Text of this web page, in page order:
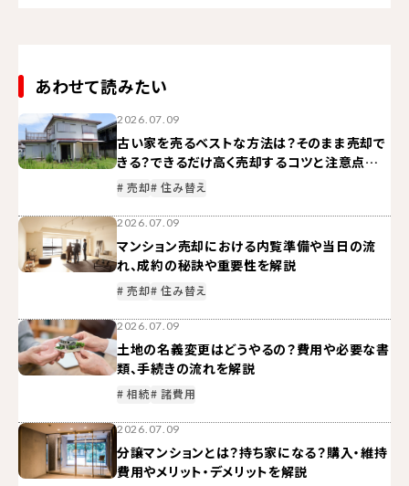
あわせて読みたい
2026.07.09
古い家を売るベストな方法は？そのまま売却で
きる？できるだけ高く売却するコツと注意点を
解説
# 売却# 住み替え
2026.07.09
マンション売却における内覧準備や当日の流
れ、成約の秘訣や重要性を解説
# 売却# 住み替え
2026.07.09
土地の名義変更はどうやるの？費用や必要な書
類、手続きの流れを解説
# 相続# 諸費用
2026.07.09
分譲マンションとは？持ち家になる？購入・維持
費用やメリット・デメリットを解説